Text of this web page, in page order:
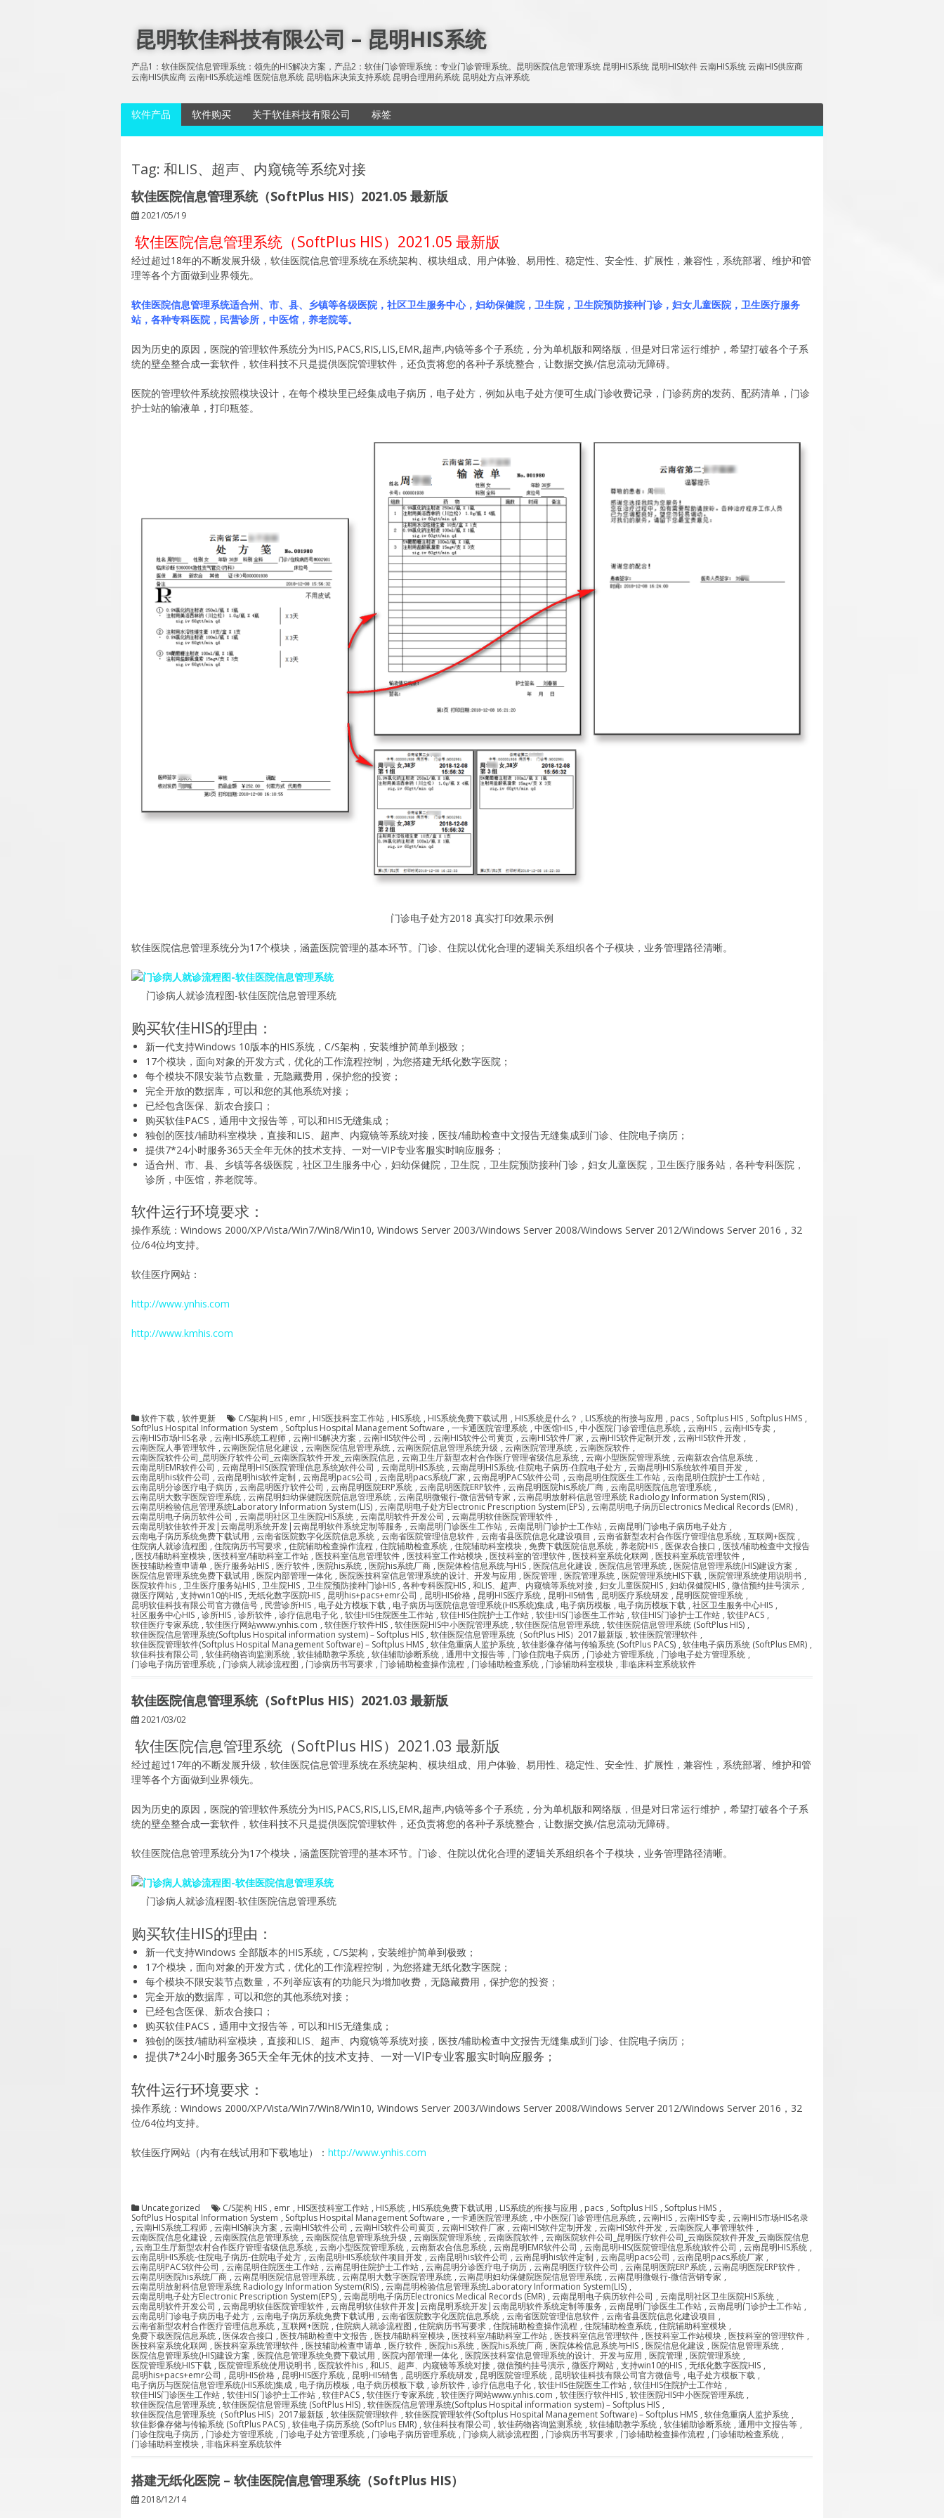
content
昆明软佳科技有限公司 – 昆明HIS系统
产品1：软佳医院信息管理系统：领先的HIS解决方案，产品2：软佳门诊管理系统：专业门诊管理系统。昆明医院信息管理系统 昆明HIS系统 昆明HIS软件 云南HIS系统 云南HIS供应商
云南HIS供应商 云南HIS系统运维 医院信息系统 昆明临床决策支持系统 昆明合理用药系统 昆明处方点评系统
软件产品
软佳医院信息管理系统
软佳影像存储与传输系
软佳电子病历系统
软佳号码抽奖软件
软佳多媒体信息发布系
统
软佳多媒体信息发布系
软佳糖业信息管理系统
（SoftPlus Sugar
Information System)
软件购买 关于软佳科技有限公司
标签
sitemap
Tag: 和LIS、超声、内窥镜等系统对接
软佳医院信息管理系统（SoftPlus HIS）2021.05 最新版
2021/05/19
软佳医院信息管理系统（SoftPlus HIS）2021.05 最新版
经过超过18年的不断发展升级，软佳医院信息管理系统在系统架构、模块组成、用户体验、易用性、稳定性、安全性、扩展性，兼容性，系统部署、维护和管
理等各个方面做到业界领先。
软佳医院信息管理系统适合州、市、县、乡镇等各级医院，社区卫生服务中心，妇幼保健院，卫生院，卫生院预防接种门诊，妇女儿童医院，卫生医疗服务
站，各种专科医院，民营诊所，中医馆，养老院等。
因为历史的原因，医院的管理软件系统分为HIS,PACS,RIS,LIS,EMR,超声,内镜等多个子系统，分为单机版和网络版，但是对日常运行维护，希望打破各个子系
统的壁垒整合成一套软件，软佳科技不只是提供医院管理软件，还负责将您的各种子系统整合，让数据交换/信息流动无障碍。
医院的管理软件系统按照模块设计，在每个模块里已经集成电子病历，电子处方，例如从电子处方便可生成门诊收费记录，门诊药房的发药、配药清单，门诊
护士站的输液单，打印瓶签。
门诊电子处方2018 真实打印效果示例
软佳医院信息管理系统分为17个模块，涵盖医院管理的基本环节。门诊、住院以优化合理的逻辑关系组织各个子模块，业务管理路径清晰。
门诊病人就诊流程图-软佳医院信息管理系统
购买软佳HIS的理由：
新一代支持Windows 10版本的HIS系统，C/S架构，安装维护简单到极致；
17个模块，面向对象的开发方式，优化的工作流程控制，为您搭建无纸化数字医院；
每个模块不限安装节点数量，无隐藏费用，保护您的投资；
完全开放的数据库，可以和您的其他系统对接；
已经包含医保、新农合接口；
购买软佳PACS，通用中文报告等，可以和HIS无缝集成；
独创的医技/辅助科室模块，直接和LIS、超声、内窥镜等系统对接，医技/辅助检查中文报告无缝集成到门诊、住院电子病历；
提供7*24小时服务365天全年无休的技术支持、一对一VIP专业客服实时响应服务；
适合州、市、县、乡镇等各级医院，社区卫生服务中心，妇幼保健院，卫生院，卫生院预防接种门诊，妇女儿童医院，卫生医疗服务站，各种专科医院，
诊所，中医馆，养老院等。
软件运行环境要求：
操作系统：Windows 2000/XP/Vista/Win7/Win8/Win10, Windows Server 2003/Windows Server 2008/Windows Server 2012/Windows Server 2016，32
位/64位均支持。
软佳医疗网站：
http://www.ynhis.com
http://www.kmhis.com
软件下载 , 软件更新 C/S架构 HIS , emr , HIS医技科室工作站 , HIS系统 , HIS系统免费下载试用 , HIS系统是什么？ , LIS系统的衔接与应用 , pacs , Softplus HIS , Softplus HMS ,
SoftPlus Hospital Information System , Softplus Hospital Management Software , 一卡通医院管理系统 , 中医馆HIS , 中小医院门诊管理信息系统 , 云南HIS , 云南HIS专卖 ,
云南HIS市场HIS名录 , 云南HIS系统工程师 , 云南HIS解决方案 , 云南HIS软件公司 , 云南HIS软件公司黄页 , 云南HIS软件厂家 , 云南HIS软件定制开发 , 云南HIS软件开发 ,
云南医院人事管理软件 , 云南医院信息化建设 , 云南医院信息管理系统 , 云南医院信息管理系统升级 , 云南医院管理系统 , 云南医院软件 ,
云南医院软件公司_昆明医疗软件公司_云南医院软件开发_云南医院信息 , 云南卫生厅新型农村合作医疗管理省级信息系统 , 云南小型医院管理系统 , 云南新农合信息系统 ,
云南昆明EMR软件公司 , 云南昆明HIS(医院管理信息系统)软件公司 , 云南昆明HIS系统 , 云南昆明HIS系统-住院电子病历-住院电子处方 , 云南昆明HIS系统软件项目开发 ,
云南昆明his软件公司 , 云南昆明his软件定制 , 云南昆明pacs公司 , 云南昆明pacs系统厂家 , 云南昆明PACS软件公司 , 云南昆明住院医生工作站 , 云南昆明住院护士工作站 ,
云南昆明分诊医疗电子病历 , 云南昆明医疗软件公司 , 云南昆明医院ERP系统 , 云南昆明医院ERP软件 , 云南昆明医院his系统厂商 , 云南昆明医院信息管理系统 ,
云南昆明大数字医院管理系统 , 云南昆明妇幼保健院医院信息管理系统 , 云南昆明微银行-微信营销专家 , 云南昆明放射科信息管理系统 Radiology Information System(RIS) ,
云南昆明检验信息管理系统Laboratory Information System(LIS) , 云南昆明电子处方Electronic Prescription System(EPS) , 云南昆明电子病历Electronics Medical Records (EMR) ,
云南昆明电子病历软件公司 , 云南昆明社区卫生医院HIS系统 , 云南昆明软件开发公司 , 云南昆明软佳医院管理软件 ,
云南昆明软佳软件开发|云南昆明系统开发|云南昆明软件系统定制等服务 , 云南昆明门诊医生工作站 , 云南昆明门诊护士工作站 , 云南昆明门诊电子病历电子处方 ,
云南电子病历系统免费下载试用 , 云南省医院数字化医院信息系统 , 云南省医院管理信息软件 , 云南省县医院信息化建设项目 , 云南省新型农村合作医疗管理信息系统 , 互联网+医院 ,
住院病人就诊流程图 , 住院病历书写要求 , 住院辅助检查操作流程 , 住院辅助检查系统 , 住院辅助科室模块 , 免费下载医院信息系统 , 养老院HIS , 医保农合接口 , 医技/辅助检查中文报告
, 医技/辅助科室模块 , 医技科室/辅助科室工作站 , 医技科室信息管理软件 , 医技科室工作站模块 , 医技科室的管理软件 , 医技科室系统化联网 , 医技科室系统管理软件 ,
医技辅助检查申请单 , 医疗服务站HIS , 医疗软件 , 医院his系统 , 医院his系统厂商 , 医院体检信息系统与HIS , 医院信息化建设 , 医院信息管理系统 , 医院信息管理系统(HIS)建设方案 ,
医院信息管理系统免费下载试用 , 医院内部管理一体化 , 医院医技科室信息管理系统的设计、开发与应用 , 医院管理 , 医院管理系统 , 医院管理系统HIS下载 , 医院管理系统使用说明书 ,
医院软件his , 卫生医疗服务站HIS , 卫生院HIS , 卫生院预防接种门诊HIS , 各种专科医院HIS , 和LIS、超声、内窥镜等系统对接 , 妇女儿童医院HIS , 妇幼保健院HIS , 微信预约挂号演示 ,
微医疗网站 , 支持win10的HIS , 无纸化数字医院HIS , 昆明his+pacs+emr公司 , 昆明HIS价格 , 昆明HIS医疗系统 , 昆明HIS销售 , 昆明医疗系统研发 , 昆明医院管理系统 ,
昆明软佳科技有限公司官方微信号 , 民营诊所HIS , 电子处方模板下载 , 电子病历与医院信息管理系统(HIS系统)集成 , 电子病历模板 , 电子病历模板下载 , 社区卫生服务中心HIS ,
社区服务中心HIS , 诊所HIS , 诊所软件 , 诊疗信息电子化 , 软佳HIS住院医生工作站 , 软佳HIS住院护士工作站 , 软佳HIS门诊医生工作站 , 软佳HIS门诊护士工作站 , 软佳PACS ,
软佳医疗专家系统 , 软佳医疗网站www.ynhis.com , 软佳医疗软件HIS , 软佳医院HIS中小医院管理系统 , 软佳医院信息管理系统 , 软佳医院信息管理系统 (SoftPlus HIS) ,
软佳医院信息管理系统(Softplus Hospital information system) – Softplus HIS , 软佳医院信息管理系统（SoftPlus HIS）2017最新版 , 软佳医院管理软件 ,
软佳医院管理软件(Softplus Hospital Management Software) – Softplus HMS , 软佳危重病人监护系统 , 软佳影像存储与传输系统 (SoftPlus PACS) , 软佳电子病历系统 (SoftPlus EMR) ,
软佳科技有限公司 , 软佳药物咨询监测系统 , 软佳辅助教学系统 , 软佳辅助诊断系统 , 通用中文报告等 , 门诊住院电子病历 , 门诊处方管理系统 , 门诊电子处方管理系统 ,
门诊电子病历管理系统 , 门诊病人就诊流程图 , 门诊病历书写要求 , 门诊辅助检查操作流程 , 门诊辅助检查系统 , 门诊辅助科室模块 , 非临床科室系统软件
软佳医院信息管理系统（SoftPlus HIS）2021.03 最新版
2021/03/02
软佳医院信息管理系统（SoftPlus HIS）2021.03 最新版
经过超过17年的不断发展升级，软佳医院信息管理系统在系统架构、模块组成、用户体验、易用性、稳定性、安全性、扩展性，兼容性，系统部署、维护和管
理等各个方面做到业界领先。
因为历史的原因，医院的管理软件系统分为HIS,PACS,RIS,LIS,EMR,超声,内镜等多个子系统，分为单机版和网络版，但是对日常运行维护，希望打破各个子系
统的壁垒整合成一套软件，软佳科技不只是提供医院管理软件，还负责将您的各种子系统整合，让数据交换/信息流动无障碍。
软佳医院信息管理系统分为17个模块，涵盖医院管理的基本环节。门诊、住院以优化合理的逻辑关系组织各个子模块，业务管理路径清晰。
门诊病人就诊流程图-软佳医院信息管理系统
购买软佳HIS的理由：
新一代支持Windows 全部版本的HIS系统，C/S架构，安装维护简单到极致；
17个模块，面向对象的开发方式，优化的工作流程控制，为您搭建无纸化数字医院；
每个模块不限安装节点数量，不列举应该有的功能只为增加收费，无隐藏费用，保护您的投资；
完全开放的数据库，可以和您的其他系统对接；
已经包含医保、新农合接口；
购买软佳PACS，通用中文报告等，可以和HIS无缝集成；
独创的医技/辅助科室模块，直接和LIS、超声、内窥镜等系统对接，医技/辅助检查中文报告无缝集成到门诊、住院电子病历；
提供7*24小时服务365天全年无休的技术支持、一对一VIP专业客服实时响应服务；
软件运行环境要求：
操作系统：Windows 2000/XP/Vista/Win7/Win8/Win10, Windows Server 2003/Windows Server 2008/Windows Server 2012/Windows Server 2016，32
位/64位均支持。
软佳医疗网站（内有在线试用和下载地址）： http://www.ynhis.com
Uncategorized C/S架构 HIS , emr , HIS医技科室工作站 , HIS系统 , HIS系统免费下载试用 , LIS系统的衔接与应用 , pacs , Softplus HIS , Softplus HMS ,
SoftPlus Hospital Information System , Softplus Hospital Management Software , 一卡通医院管理系统 , 中小医院门诊管理信息系统 , 云南HIS , 云南HIS专卖 , 云南HIS市场HIS名录
, 云南HIS系统工程师 , 云南HIS解决方案 , 云南HIS软件公司 , 云南HIS软件公司黄页 , 云南HIS软件厂家 , 云南HIS软件定制开发 , 云南HIS软件开发 , 云南医院人事管理软件 ,
云南医院信息化建设 , 云南医院信息管理系统 , 云南医院信息管理系统升级 , 云南医院管理系统 , 云南医院软件 , 云南医院软件公司_昆明医疗软件公司_云南医院软件开发_云南医院信息
, 云南卫生厅新型农村合作医疗管理省级信息系统 , 云南小型医院管理系统 , 云南新农合信息系统 , 云南昆明EMR软件公司 , 云南昆明HIS(医院管理信息系统)软件公司 , 云南昆明HIS系统 ,
云南昆明HIS系统-住院电子病历-住院电子处方 , 云南昆明HIS系统软件项目开发 , 云南昆明his软件公司 , 云南昆明his软件定制 , 云南昆明pacs公司 , 云南昆明pacs系统厂家 ,
云南昆明PACS软件公司 , 云南昆明住院医生工作站 , 云南昆明住院护士工作站 , 云南昆明分诊医疗电子病历 , 云南昆明医疗软件公司 , 云南昆明医院ERP系统 , 云南昆明医院ERP软件 ,
云南昆明医院his系统厂商 , 云南昆明医院信息管理系统 , 云南昆明大数字医院管理系统 , 云南昆明妇幼保健院医院信息管理系统 , 云南昆明微银行-微信营销专家 ,
云南昆明放射科信息管理系统 Radiology Information System(RIS) , 云南昆明检验信息管理系统Laboratory Information System(LIS) ,
云南昆明电子处方Electronic Prescription System(EPS) , 云南昆明电子病历Electronics Medical Records (EMR) , 云南昆明电子病历软件公司 , 云南昆明社区卫生医院HIS系统 ,
云南昆明软件开发公司 , 云南昆明软佳医院管理软件 , 云南昆明软佳软件开发|云南昆明系统开发|云南昆明软件系统定制等服务 , 云南昆明门诊医生工作站 , 云南昆明门诊护士工作站 ,
云南昆明门诊电子病历电子处方 , 云南电子病历系统免费下载试用 , 云南省医院数字化医院信息系统 , 云南省医院管理信息软件 , 云南省县医院信息化建设项目 ,
云南省新型农村合作医疗管理信息系统 , 互联网+医院 , 住院病人就诊流程图 , 住院病历书写要求 , 住院辅助检查操作流程 , 住院辅助检查系统 , 住院辅助科室模块 ,
免费下载医院信息系统 , 医保农合接口 , 医技/辅助检查中文报告 , 医技/辅助科室模块 , 医技科室/辅助科室工作站 , 医技科室信息管理软件 , 医技科室工作站模块 , 医技科室的管理软件 ,
医技科室系统化联网 , 医技科室系统管理软件 , 医技辅助检查申请单 , 医疗软件 , 医院his系统 , 医院his系统厂商 , 医院体检信息系统与HIS , 医院信息化建设 , 医院信息管理系统 ,
医院信息管理系统(HIS)建设方案 , 医院信息管理系统免费下载试用 , 医院内部管理一体化 , 医院医技科室信息管理系统的设计、开发与应用 , 医院管理 , 医院管理系统 ,
医院管理系统HIS下载 , 医院管理系统使用说明书 , 医院软件his , 和LIS、超声、内窥镜等系统对接 , 微信预约挂号演示 , 微医疗网站 , 支持win10的HIS , 无纸化数字医院HIS ,
昆明his+pacs+emr公司 , 昆明HIS价格 , 昆明HIS医疗系统 , 昆明HIS销售 , 昆明医疗系统研发 , 昆明医院管理系统 , 昆明软佳科技有限公司官方微信号 , 电子处方模板下载 ,
电子病历与医院信息管理系统(HIS系统)集成 , 电子病历模板 , 电子病历模板下载 , 诊所软件 , 诊疗信息电子化 , 软佳HIS住院医生工作站 , 软佳HIS住院护士工作站 ,
软佳HIS门诊医生工作站 , 软佳HIS门诊护士工作站 , 软佳PACS , 软佳医疗专家系统 , 软佳医疗网站www.ynhis.com , 软佳医疗软件HIS , 软佳医院HIS中小医院管理系统 ,
软佳医院信息管理系统 , 软佳医院信息管理系统 (SoftPlus HIS) , 软佳医院信息管理系统(Softplus Hospital information system) – Softplus HIS ,
软佳医院信息管理系统（SoftPlus HIS）2017最新版 , 软佳医院管理软件 , 软佳医院管理软件(Softplus Hospital Management Software) – Softplus HMS , 软佳危重病人监护系统 ,
软佳影像存储与传输系统 (SoftPlus PACS) , 软佳电子病历系统 (SoftPlus EMR) , 软佳科技有限公司 , 软佳药物咨询监测系统 , 软佳辅助教学系统 , 软佳辅助诊断系统 , 通用中文报告等 ,
门诊住院电子病历 , 门诊处方管理系统 , 门诊电子处方管理系统 , 门诊电子病历管理系统 , 门诊病人就诊流程图 , 门诊病历书写要求 , 门诊辅助检查操作流程 , 门诊辅助检查系统 ,
门诊辅助科室模块 , 非临床科室系统软件
搭建无纸化医院 – 软佳医院信息管理系统（SoftPlus HIS）
2018/12/14